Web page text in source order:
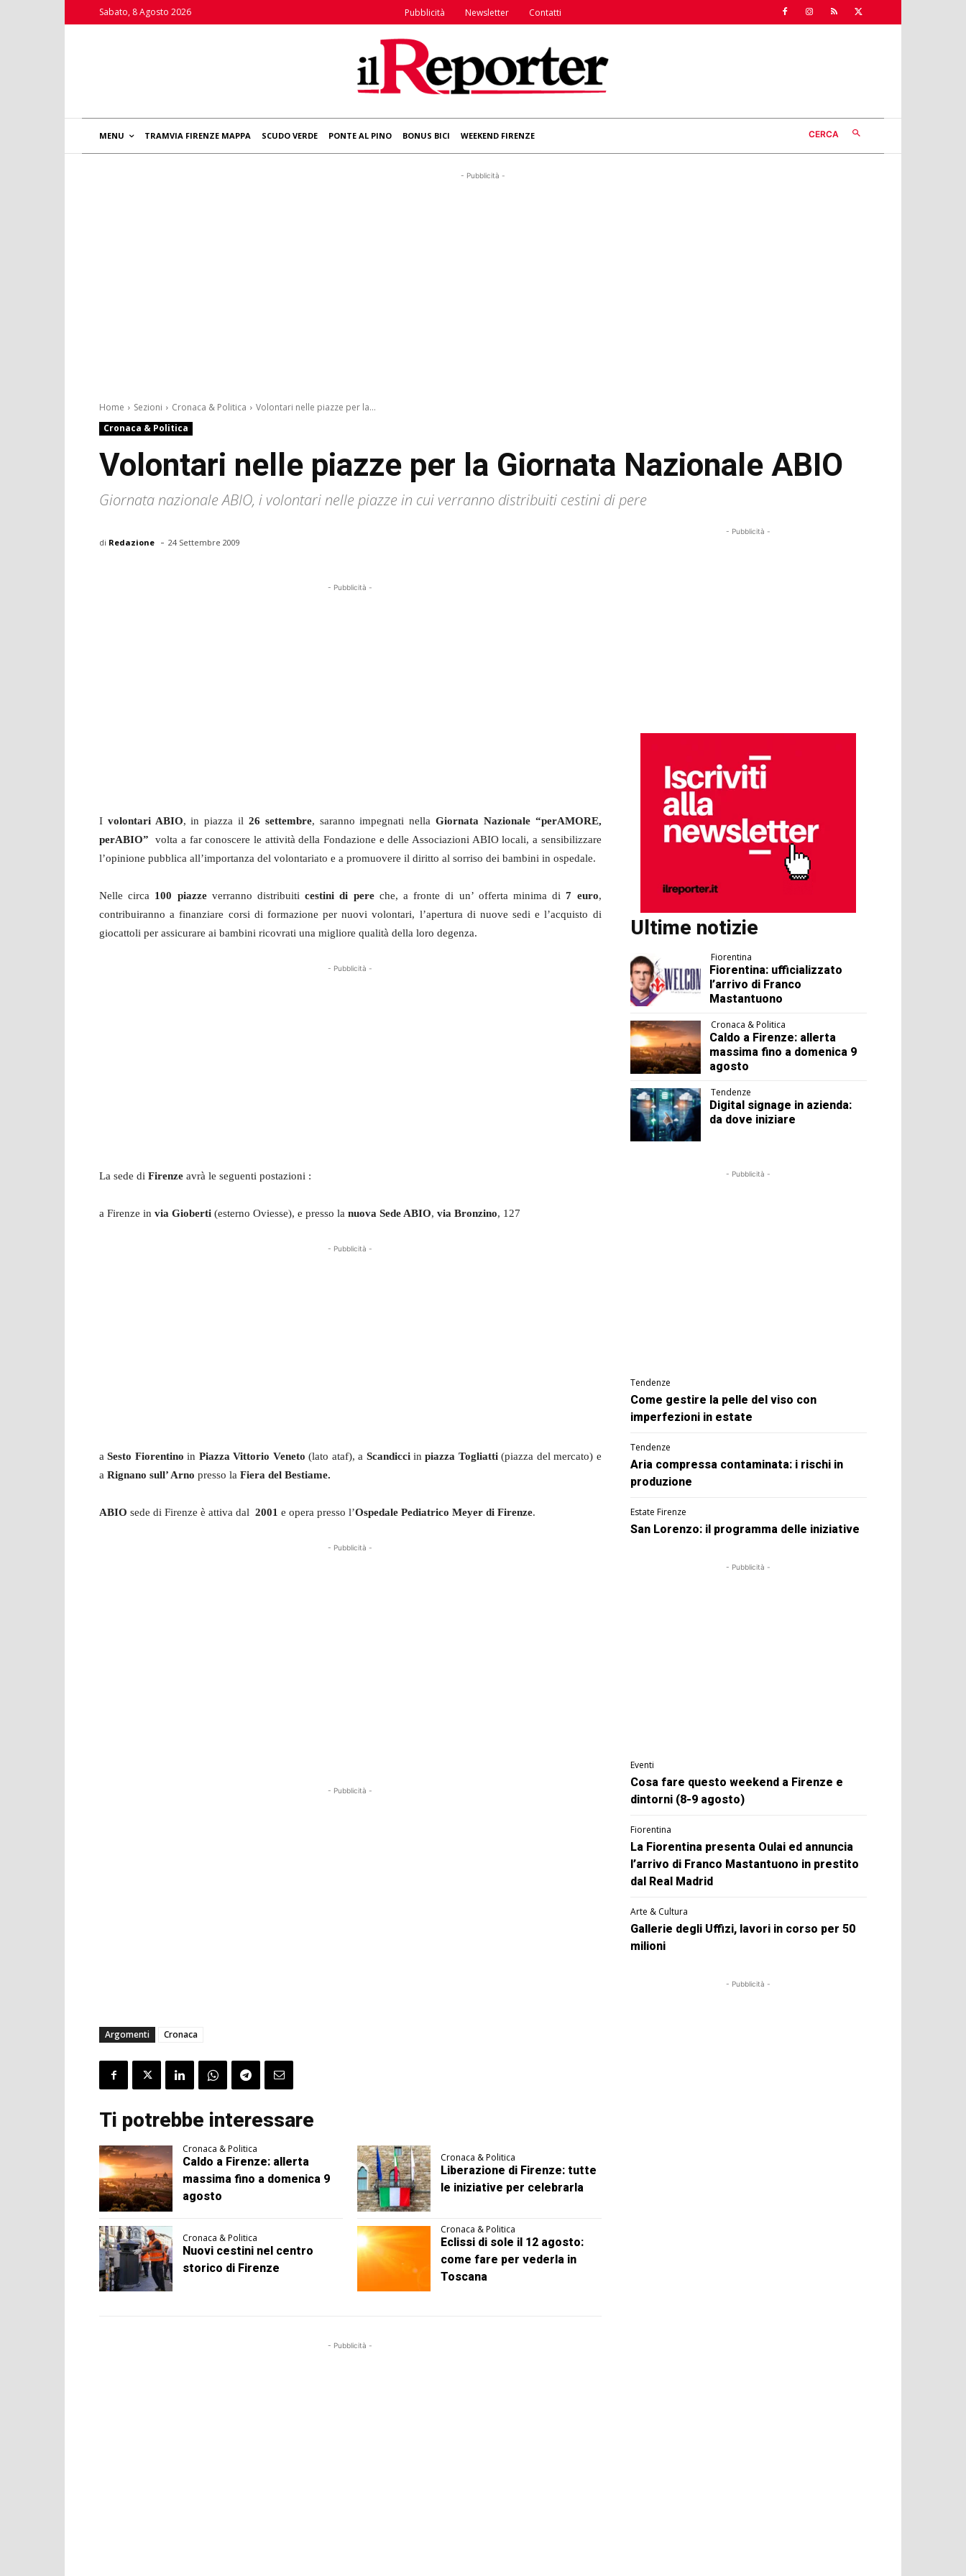
Sabato, 8 Agosto 2026 Pubblicità Newsletter Contatti
MENU TRAMVIA FIRENZE MAPPA SCUDO VERDE PONTE AL PINO BONUS BICI WEEKEND FIRENZE CERCA
- Pubblicità -
Home Sezioni Cronaca & Politica
Volontari nelle piazze per la...
Cronaca & Politica
Volontari nelle piazze per la Giornata Nazionale ABIO
Giornata nazionale ABIO, i volontari nelle piazze in cui verranno distribuiti cestini di pere
di Redazione - 24 Settembre 2009
- Pubblicità -
I volontari ABIO, in piazza il 26 settembre, saranno impegnati nella Giornata Nazionale “perAMORE,
perABIO”
volta a far conoscere le attività della Fondazione e delle Associazioni ABIO locali, a sensibilizzare
l’opinione pubblica all’importanza del volontariato e a promuovere il diritto al sorriso dei bambini in ospedale.
Nelle circa 100 piazze verranno distribuiticestini di pereche, a fronte di un’ offerta minima di7 euro,
contribuiranno a finanziare corsi di formazione per nuovi volontari, l’apertura di nuove sedi e l’acquisto di
giocattoli per assicurare ai bambini ricovrati una migliore qualità della loro degenza.
- Pubblicità -
La sede di Firenze avrà le seguenti postazioni :
a Firenze in via Gioberti (esterno Oviesse), e presso la nuova Sede ABIO, via Bronzino, 127
- Pubblicità -
aSesto Fiorentino in Piazza Vittorio Veneto (lato ataf), a Scandicci in piazza Togliatti(piazza del mercato) e
a Rignano sull’ Arno presso la Fiera del Bestiame.
ABIO sede di Firenze è attiva dal 2001 e opera presso l’Ospedale Pediatrico Meyer di Firenze.
- Pubblicità -
- Pubblicità -
Argomenti Cronaca
Ti potrebbe interessare
Cronaca & Politica
Caldo a Firenze: allerta
massima fino a domenica 9
agosto
Cronaca & Politica
Liberazione di Firenze: tutte
le iniziative per celebrarla
Cronaca & Politica
Nuovi cestini nel centro
storico di Firenze
Cronaca & Politica
Eclissi di sole il 12 agosto:
come fare per vederla in
Toscana
- Pubblicità -
- Pubblicità -
Ultime notizie
Fiorentina
Fiorentina: ufficializzato
l’arrivo di Franco
Mastantuono
Cronaca & Politica
Caldo a Firenze: allerta
massima fino a domenica 9
agosto
Tendenze
Digital signage in azienda:
da dove iniziare
- Pubblicità -
Tendenze
Come gestire la pelle del viso con
imperfezioni in estate
Tendenze
Aria compressa contaminata: i rischi in
produzione
Estate Firenze
San Lorenzo: il programma delle iniziative
- Pubblicità -
Eventi
Cosa fare questo weekend a Firenze e
dintorni (8-9 agosto)
Fiorentina
La Fiorentina presenta Oulai ed annuncia
l’arrivo di Franco Mastantuono in prestito
dal Real Madrid
Arte & Cultura
Gallerie degli Uffizi, lavori in corso per 50
milioni
- Pubblicità -